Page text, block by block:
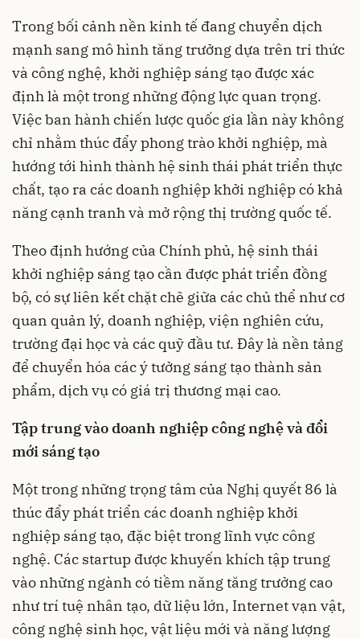
Trong bối cảnh nền kinh tế đang chuyển dịch
mạnh sang mô hình tăng trưởng dựa trên tri thức
và công nghệ, khởi nghiệp sáng tạo được xác
định là một trong những động lực quan trọng.
Việc ban hành chiến lược quốc gia lần này không
chỉ nhằm thúc đẩy phong trào khởi nghiệp, mà
hướng tới hình thành hệ sinh thái phát triển thực
chất, tạo ra các doanh nghiệp khởi nghiệp có khả
năng cạnh tranh và mở rộng thị trường quốc tế.
Theo định hướng của Chính phủ, hệ sinh thái
khởi nghiệp sáng tạo cần được phát triển đồng
bộ, có sự liên kết chặt chẽ giữa các chủ thể như cơ
quan quản lý, doanh nghiệp, viện nghiên cứu,
trường đại học và các quỹ đầu tư. Đây là nền tảng
để chuyển hóa các ý tưởng sáng tạo thành sản
phẩm, dịch vụ có giá trị thương mại cao.
Tập trung vào doanh nghiệp công nghệ và đổi
mới sáng tạo
Một trong những trọng tâm của Nghị quyết 86 là
thúc đẩy phát triển các doanh nghiệp khởi
nghiệp sáng tạo, đặc biệt trong lĩnh vực công
nghệ. Các startup được khuyến khích tập trung
vào những ngành có tiềm năng tăng trưởng cao
như trí tuệ nhân tạo, dữ liệu lớn, Internet vạn vật,
công nghệ sinh học, vật liệu mới và năng lượng